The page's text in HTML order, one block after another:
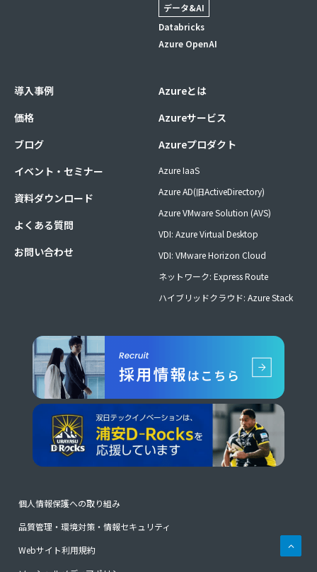
データ&AI
Databricks
Azure OpenAI
導入事例
価格
ブログ
イベント・セミナー
資料ダウンロード
よくある質問
お問い合わせ
Azureとは
Azureサービス
Azureプロダクト
Azure IaaS
Azure AD(旧ActiveDirectory)
Azure VMware Solution (AVS)
VDI: Azure Virtual Desktop
VDI: VMware Horizon Cloud
ネットワーク: Express Route
ハイブリッドクラウド: Azure Stack
個人情報保護への取り組み
品質管理・環境対策・情報セキュリティ
Webサイト利用規約